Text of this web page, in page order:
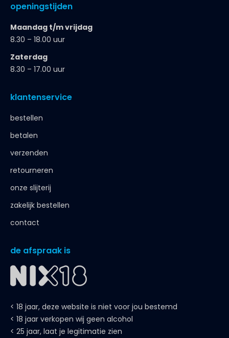
openingstijden
Maandag t/m vrijdag
8.30 – 18.00 uur
Zaterdag
8.30 – 17.00 uur
klantenservice
bestellen
betalen
verzenden
retourneren
onze slijterij
zakelijk bestellen
contact
de afspraak is
< 18 jaar, deze website is niet voor jou bestemd
< 18 jaar verkopen wij geen alcohol
< 25 jaar, laat je legitimatie zien